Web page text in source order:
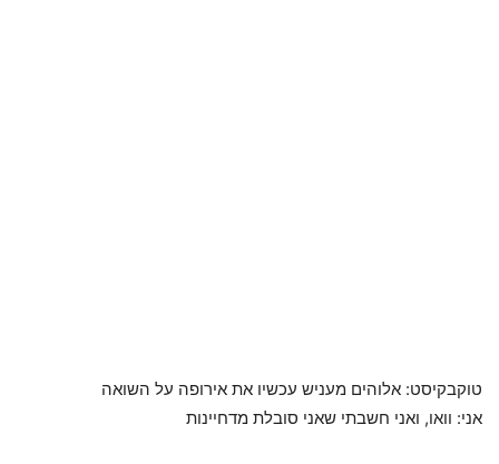
טוקבקיסט: אלוהים מעניש עכשיו את אירופה על השואה
אני: וואו, ואני חשבתי שאני סובלת מדחיינות